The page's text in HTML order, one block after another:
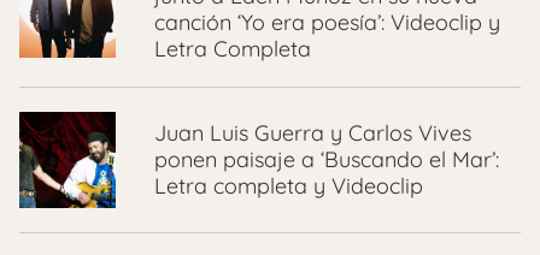
canción ‘Yo era poesía’: Videoclip y
Letra Completa
Juan Luis Guerra y Carlos Vives
ponen paisaje a ‘Buscando el Mar’:
Letra completa y Videoclip